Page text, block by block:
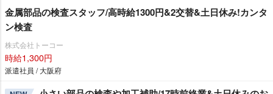
金属部品の検査スタッフ/高時給1300円&2交替&土日休み!カンタ
ン検査
株式会社トーコー
時給1,300円
派遣社員 / 大阪府